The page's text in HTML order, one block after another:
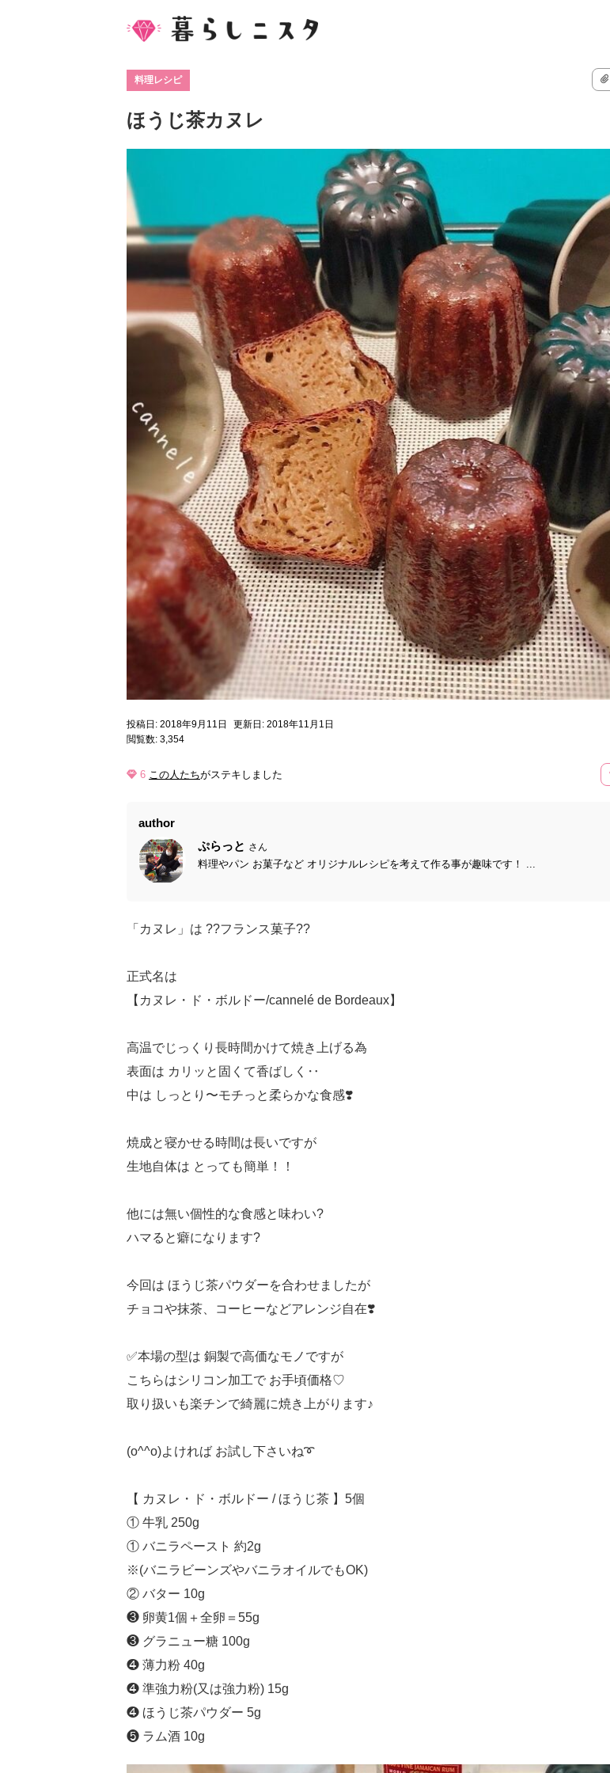
料理レシピ
ほうじ茶カヌレ
投稿日: 2018年9月11日
更新日: 2018年11月1日
閲覧数: 3,354
6 この人たちがステキしました
author
ぷらっと さん
料理やパン お菓子など オリジナルレシピを考えて作る事が趣味です！ ...
「カヌレ」は ??フランス菓子??
正式名は
【カヌレ・ド・ボルドー/cannelé de Bordeaux】
高温でじっくり長時間かけて焼き上げる為
表面は カリッと固くて香ばしく‥
中は しっとり〜モチっと柔らかな食感❣️
焼成と寝かせる時間は長いですが
生地自体は とっても簡単！！
他には無い個性的な食感と味わい?
ハマると癖になります?
今回は ほうじ茶パウダーを合わせましたが
チョコや抹茶、コーヒーなどアレンジ自在❣️
✅本場の型は 銅製で高価なモノですが
こちらはシリコン加工で お手頃価格♡
取り扱いも楽チンで綺麗に焼き上がります♪
(o^^o)よければ お試し下さいね➰
【 カヌレ・ド・ボルドー / ほうじ茶 】5個
① 牛乳 250g
① バニラペースト 約2g
※(バニラビーンズやバニラオイルでもOK)
② バター 10g
❸ 卵黄1個＋全卵＝55g
❸ グラニュー糖 100g
❹ 薄力粉 40g
❹ 準強力粉(又は強力粉) 15g
❹ ほうじ茶パウダー 5g
❺ ラム酒 10g